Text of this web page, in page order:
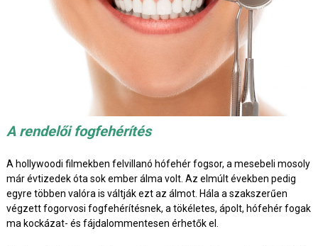
A rendelői fogfehérítés
A hollywoodi filmekben felvillanó hófehér fogsor, a mesebeli mosoly
már évtizedek óta sok ember álma volt. Az elmúlt években pedig
egyre többen valóra is váltják ezt az álmot. Hála a szakszerűen
végzett fogorvosi fogfehérítésnek, a tökéletes, ápolt, hófehér fogak
ma kockázat- és fájdalommentesen érhetők el.